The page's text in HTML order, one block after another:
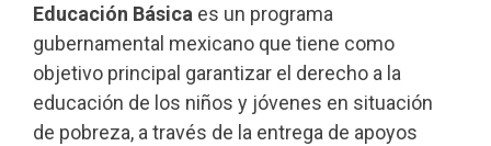
Educación Básica es un programa
gubernamental mexicano que tiene como
objetivo principal garantizar el derecho a la
educación de los niños y jóvenes en situación
de pobreza, a través de la entrega de apoyos